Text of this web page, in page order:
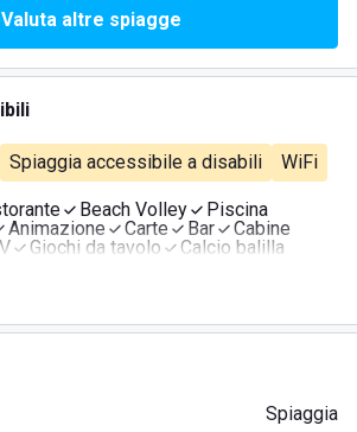
Valuta altre spiagge
Spiaggia accessibile a disabili WiFi
Beach Volley
Piscina
Animazione Carte Bar
Cabine
Giochi da tavolo
Calcio balilla
Spiaggia